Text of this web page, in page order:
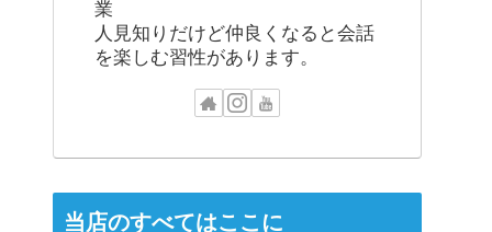
業
人見知りだけど仲良くなると会話
を楽しむ習性があります。
当店のすべてはここに